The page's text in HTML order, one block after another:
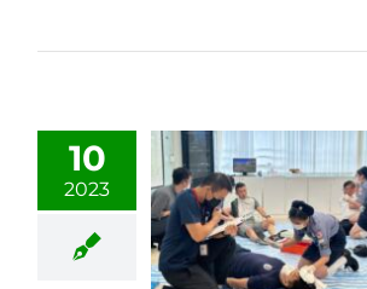
10
2023